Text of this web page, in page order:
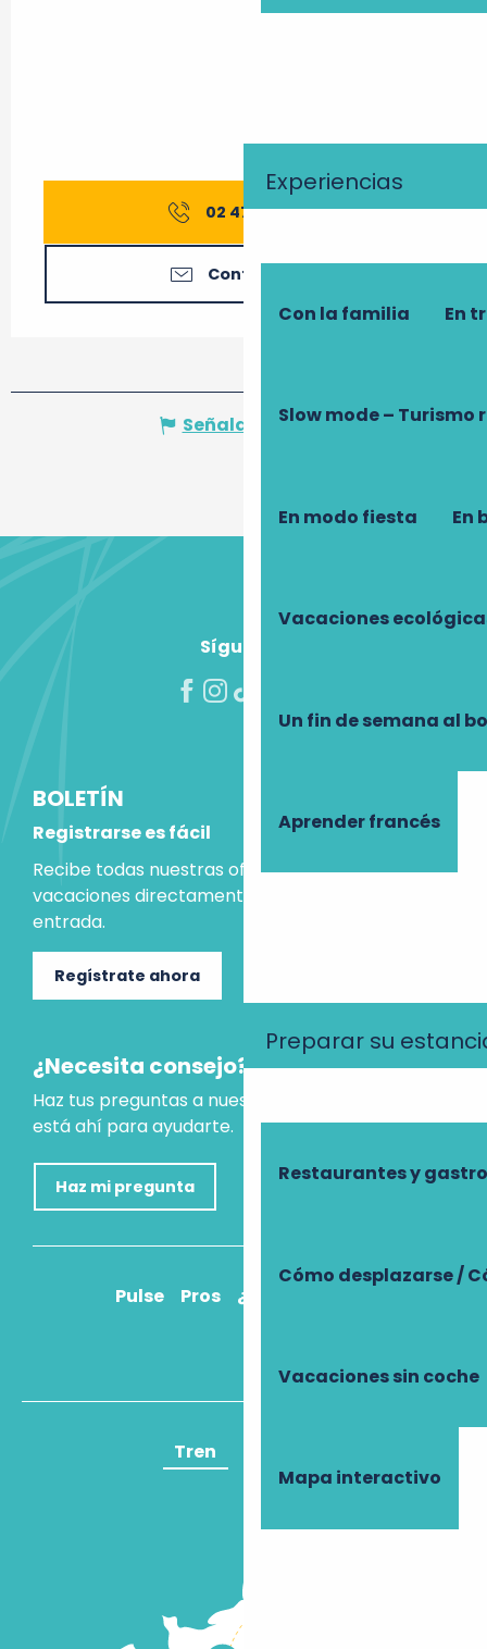
Experiencias
Con la familia En
Slow mode – Turismo
En modo fiesta En
Vacaciones
Un fin de semana al
Aprender francés
Preparar su
Restaurantes y
Cómo desplazarse /
Vacaciones sin coche
Mapa interactivo
02 47 91 82▒▒
Contáctenos
Señalar un error
Síguenos
BOLETÍN
Registrarse es fácil
Recibe todas nuestras ofertas e ideas para las
vacaciones directamente en tu bandeja de
entrada.
Regístrate ahora
¿Necesita consejo?
Haz tus preguntas a nuestro asistente virtual, que
está ahí para ayudarte.
Haz mi pregunta
Pulse Pros ¿Cómo llegar?
Tren